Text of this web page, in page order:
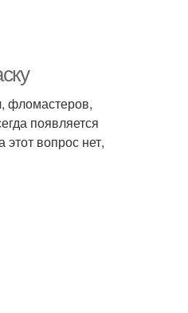
фломастеров,
появляется
вопрос нет,